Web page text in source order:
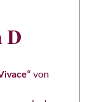
D
von